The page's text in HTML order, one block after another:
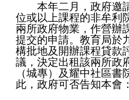
本年二月，政府邀請
位或以上課程的非牟利
兩所政府物業，作營辦
提交的申請。教育局於
構批地及開辦課程貸款
議，決定出租該兩所政
（城專）及耀中社區
此，政府可否告知本會